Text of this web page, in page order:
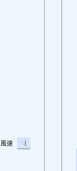
風速 2